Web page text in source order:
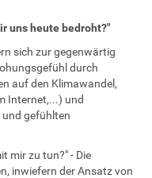
uns heute bedroht?"
sich zur gegenwärtig
durch
auf den Klimawandel,
Internet,...) und
gefühlten
mir zu tun?" - Die
inwiefern der Ansatz von